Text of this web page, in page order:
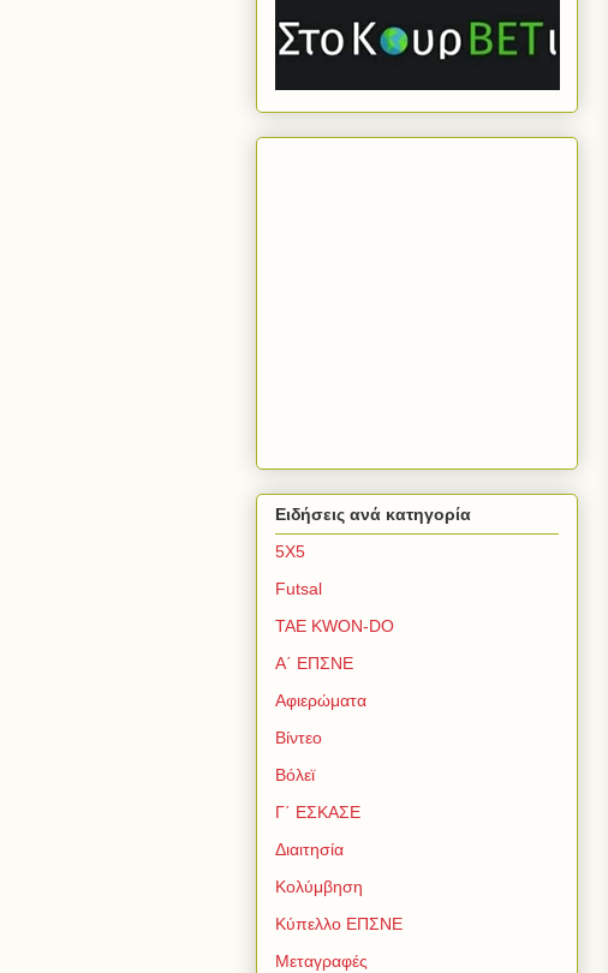
Ειδήσεις ανά κατηγορία
5Χ5
Futsal
TAE KWON-DO
Α΄ ΕΠΣΝΕ
Αφιερώματα
Βίντεο
Βόλεϊ
Γ΄ ΕΣΚΑΣΕ
Διαιτησία
Κολύμβηση
Κύπελλο ΕΠΣΝΕ
Μεταγραφές